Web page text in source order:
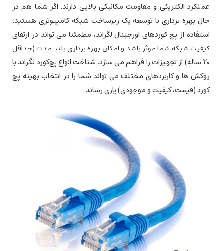
عملکرد الکتریکی و مقاومت مکانیکی بالایی دارند. اگر شما هم در
حال بهره برداری یا توسعه یک زیرساخت شبکه کامپیوتری هستید،
استفاده از پچ کوردهای اورجینال لگراند، مطمئنا می تواند در ارتقای
کیفیت شبکه شما موثر باشد و امکان بهره برداری بلند مدت (حداقل
20 ساله) از تجهیزات را فراهم می سازد. شناخت انواع پچ‌کورد لگراند با
روکش ها و کاربردهای مختلف می تواند شما را در انتخاب بهینه پچ
کورد (قیمت، کیفیت و موجودی) یاری رساند.